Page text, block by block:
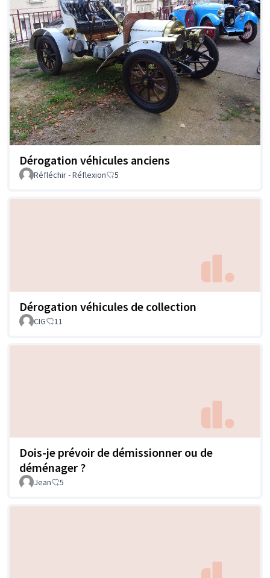
Dérogation véhicules anciens
Réfléchir - Réflexion 5
Dérogation véhicules de collection
CIG 11
Dois-je prévoir de démissionner ou de
déménager ?
Jean 5